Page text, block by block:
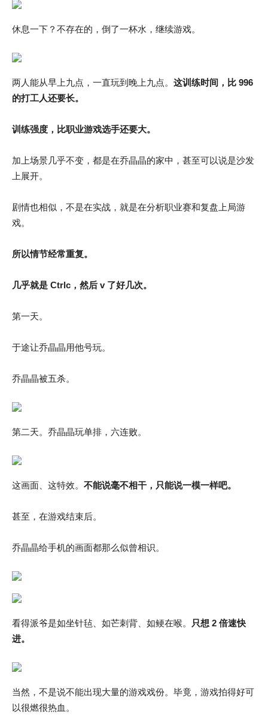
休息一下？不存在的，倒了一杯水，继续游戏。
两人能从早上九点，一直玩到晚上九点。 这训练时间，比 996
的打工人还要长。
训练强度，比职业游戏选手还要大。
加上场景几乎不变，都是在乔晶晶的家中，甚至可以说是沙发
上展开。
剧情也相似，不是在实战，就是在分析职业赛和复盘上局游
戏。
所以情节经常重复。
几乎就是 Ctrlc，然后 v 了好几次。
第一天。
于途让乔晶晶用他号玩。
乔晶晶被五杀。
第二天。乔晶晶玩单排，六连败。
这画面、这特效。 不能说毫不相干，只能说一模一样吧。
甚至，在游戏结束后。
乔晶晶给手机的画面都那么似曾相识。
看得派爷是如坐针毡、如芒刺背、如鲠在喉。
只想 2 倍速快
进。
当然，不是说不能出现大量的游戏戏份。毕竟，游戏拍得好可
以很燃很热血。